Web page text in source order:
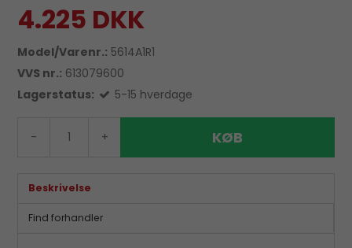
4.225 DKK
Model/Varenr.: 5614A1R1
VVS nr.: 613079600
Lagerstatus:
5-15 hverdage
- + KØB
Beskrivelse
Find forhandler